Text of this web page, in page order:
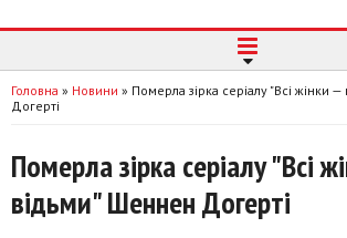
Головна » Новини » Померла зірка серіалу "Всі жінки
Догерті
Померла зірка серіалу "Всі
відьми" Шеннен Догерті